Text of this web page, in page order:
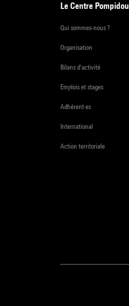
Le Centre Pompidou
Qui sommes-nous ?
Organisation
Bilans d'activité
Emplois et stages
Adhérent·es
International
Action territoriale